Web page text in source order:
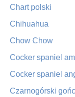
Chart polski
Chihuahua
Chow Chow
Cocker spaniel
Cocker spaniel
Czarnogórski